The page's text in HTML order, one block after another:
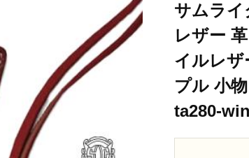
ザー製品 革製品 サドルレザー オイルレザー ギフト 日本
サムライ
レザー
イルレザ
プル 小
ta280-